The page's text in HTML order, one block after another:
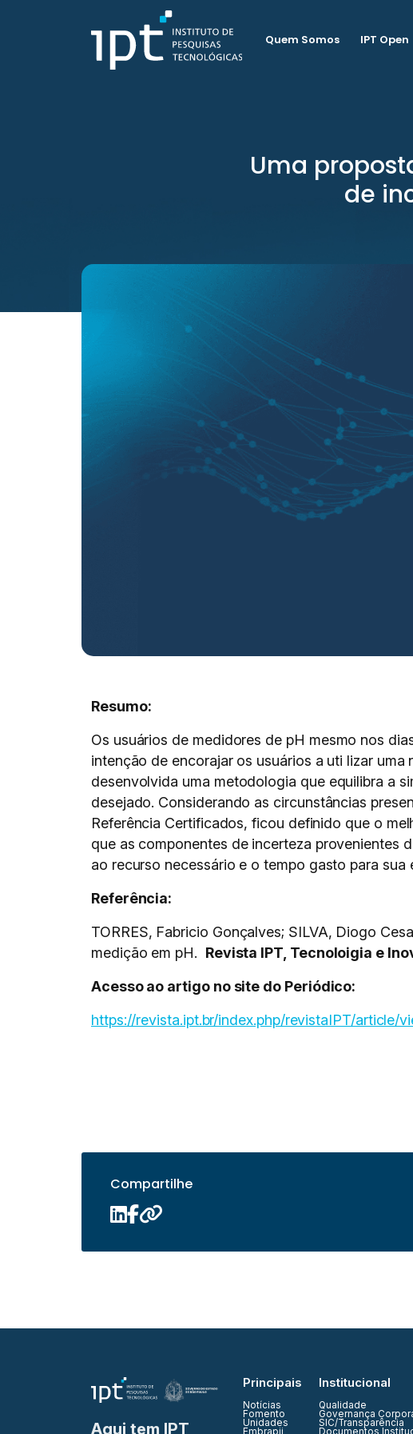
Quem Somos IPT Open
Uma
de
Resumo:
Os usuários de medidores de pH mesmo nos
intenção de encorajar os usuários a uti lizar
desenvolvida uma metodologia que equilibra a
desejado. Considerando as circunstâncias
Referência Certificados, ficou definido que o
que as componentes de incerteza provenientes
ao recurso necessário e o tempo gasto para sua
Referência:
TORRES, Fabricio Gonçalves; SILVA, Diogo
medição em pH. Revista IPT, Tecnoloigia e
Acesso ao artigo no site do Periódico:
https://revista.ipt.br/index.php/revistaIPT/article/
Compartilhe
Aqui tem IPT
Principais
Notícias
Fomento
Unidades
Embrapii
Institucional
Qualidade
Governança
SIC/Transparência
Documentos